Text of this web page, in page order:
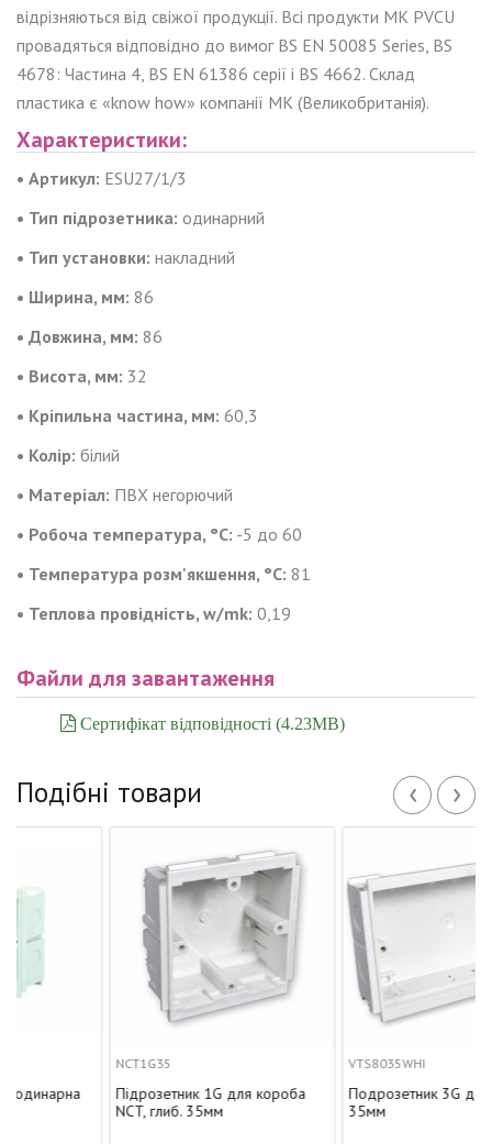
відрізняються від свіжої продукції. Всі продукти МК PVCU
провадяться відповідно до вимог BS EN 50085 Series, BS
4678: Частина 4, BS EN 61386 серії і BS 4662. Склад
пластика є «know how» компанії МК (Великобританія).
Характеристики:
• Артикул: ESU27/1/3
• Тип підрозетника: одинарний
• Тип установки: накладний
• Ширина, мм: 86
• Довжина, мм: 86
• Висота, мм: 32
• Кріпильна частина, мм: 60,3
• Колір: білий
• Матеріал: ПВХ негорючий
• Робоча температура, °C: -5 до 60
• Температура розм'якшення, °C: 81
• Теплова провідність, w/mk: 0,19
Файли для завантаження
Сертифікат відповідності (4.23MB)
Подібні товари ‹ ›
Підрозетник 1G для короба
NCT, глиб. 35мм
VTS8035WHI
Подрозетник 3G до короба,